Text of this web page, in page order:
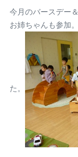
今月のバースデー
お姉ちゃんも参加
た。